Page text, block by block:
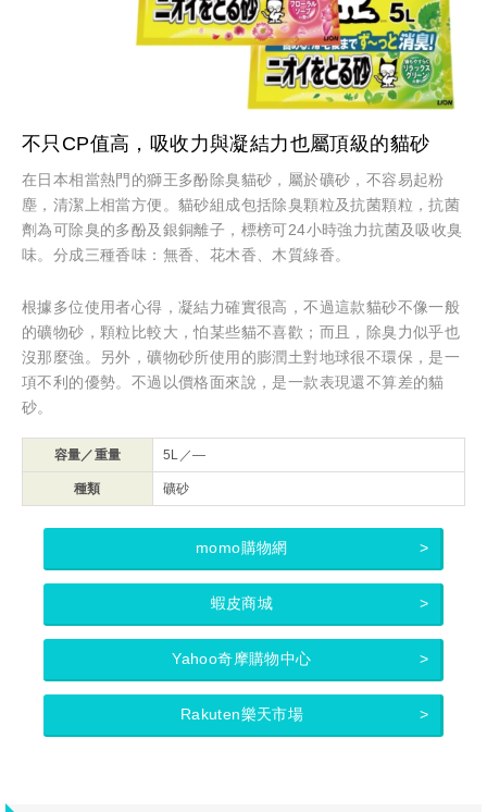
不只CP值高，吸收力與凝結力也屬頂級的貓砂
在日本相當熱門的獅王多酚除臭貓砂，屬於礦砂，不容易起粉
塵，清潔上相當方便。貓砂組成包括除臭顆粒及抗菌顆粒，抗菌
劑為可除臭的多酚及銀銅離子，標榜可24小時強力抗菌及吸收臭
味。分成三種香味：無香、花木香、木質綠香。
根據多位使用者心得，凝結力確實很高，不過這款貓砂不像一般
的礦物砂，顆粒比較大，怕某些貓不喜歡；而且，除臭力似乎也
沒那麼強。另外，礦物砂所使用的膨潤土對地球很不環保，是一
項不利的優勢。不過以價格面來說，是一款表現還不算差的貓
砂。
容量／重量 5L／—
種類 礦砂
momo購物網
蝦皮商城
Yahoo奇摩購物中心
Rakuten樂天市場